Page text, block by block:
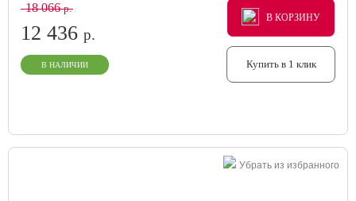
18 066р.
12 436 р.
В НАЛИЧИИ
В КОРЗИНУ
В КОРЗИНУ
В КОРЗИНУ
Купить в 1 клик
Убрать из избранного